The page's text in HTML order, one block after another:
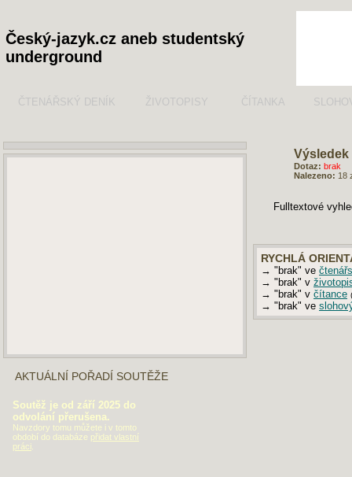
Český-jazyk.cz aneb studentský
underground
ČTENÁŘSKÝ DENÍK ŽIVOTOPISY ČÍTANKA
Výsledek
Dotaz: brak
Nalezeno: 18
Fulltextové
RYCHLÁ
→ "brak" ve
→ "brak" v
→ "brak" v čítance
→ "brak" ve
AKTUÁLNÍ POŘADÍ SOUTĚŽE
Soutěž je od září 2025 do
odvolání přerušena.
Navzdory tomu můžete i v tomto
období do databáze přidat vlastní
práci.